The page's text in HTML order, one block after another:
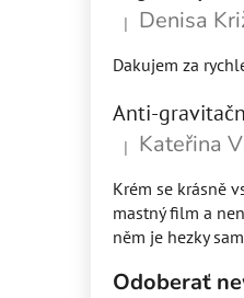
Hodnotenie
| Denisa
Dakujem za
Hodnotenie
| Kateřina
Krém se krásně
mastný film a
něm je hezky
Odoberať